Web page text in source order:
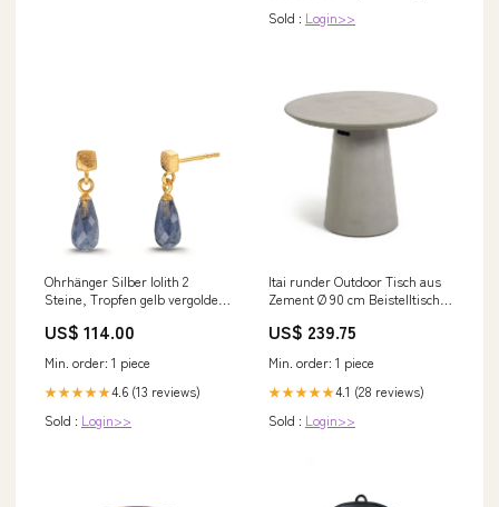
Sold : Login>>
Ohrhänger Silber Iolith 2
Steine, Tropfen gelb vergoldet
US$ 114.00
Min. order: 1 piece
★★★★★4.6 (13 reviews)
Sold : Login>>
Itai runder Outdoor Tisch aus
Zement Ø 90 cm Beistelltisch
US$ 239.75
Min. order: 1 piece
★★★★★4.1 (28 reviews)
Sold : Login>>